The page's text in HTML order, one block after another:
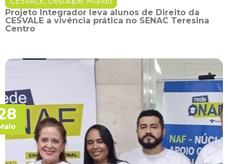
Projeto Integrador leva alunos de Direito da
CESVALE a vivência prática no SENAC Teresina
Centro